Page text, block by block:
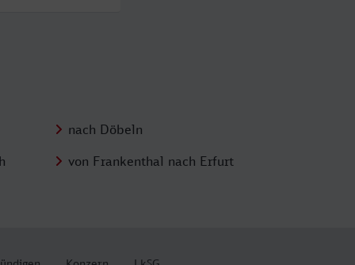
nach Döbeln
von Frankenthal nach Erfurt